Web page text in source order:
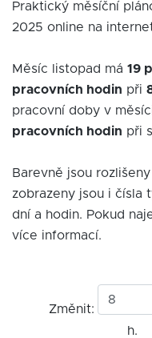
Praktický měsíční
2025 online na
Měsíc listopad má 19
pracovních hodin při
pracovní doby v
pracovních hodin při
Barevně jsou
zobrazeny jsou i čísla
dní a hodin. Pokud
více informací.
Změnit:
h.